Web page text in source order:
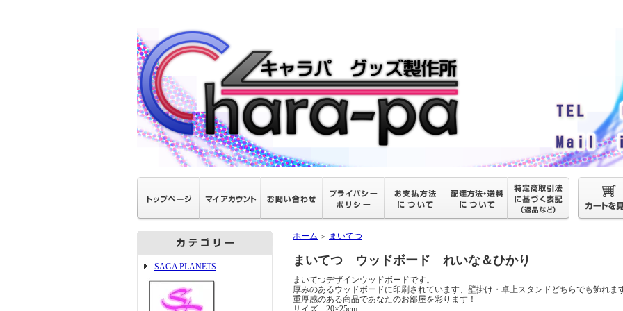
SAGA PLANETS
ホーム ＞ まいてつ
まいてつ ウッドボード れいな＆ひかり
まいてつデザインウッドボードです。
厚みのあるウッドボードに印刷されています、壁掛け・卓上スタンドどちらでも飾れま
重厚感のある商品であなたのお部屋を彩ります！
サイズ 20×25cm